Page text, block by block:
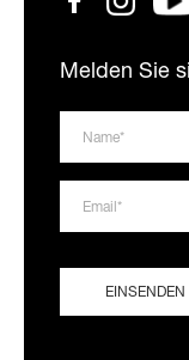
Melden Sie